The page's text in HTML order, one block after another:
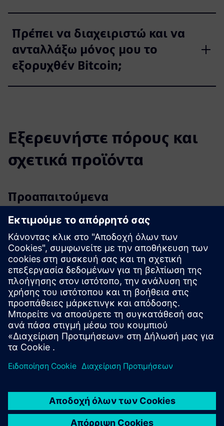
Πρέπει να διαχειριστώ και να
ανταλλάξω μόνος μου το
εξορυχθέν Bitcoin;
Εξερευνήστε πόρους και
σχετικά προϊόντα
Προαπαιτούμενα
Ο δρομολογητής Skylance απαιτεί LAN ή SIM, με βάση την
Θερμική σύνδεση ≥1″. Απαιτείται προετοιμασία ανά
επιλογή σύνδεσης
Απαιτεί ≥100 kW ανανεώσιμη ικανότητα ή ≥100.000 kWh
ετησίως σε πλεονάζουσα ενέργεια
Απαιτείται περίπου 10 m² ξηρός, προστατευμένος από τις
καιρικές συνθήκες χώρος για την εγκατάσταση
400 V, τριφασική σύνδεση με ≥160 A μέσω αποσυνδετήρα
ασφαλειών NH